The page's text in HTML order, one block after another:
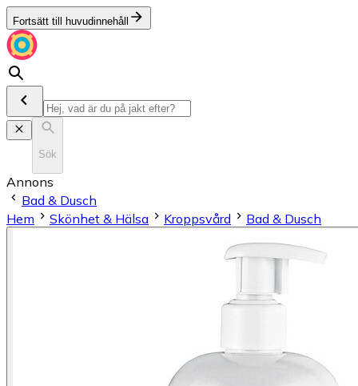
Fortsätt till huvudinnehåll
Sök
Annons
Bad & Dusch
Hem
Skönhet & Hälsa Kroppsvård Bad & Dusch